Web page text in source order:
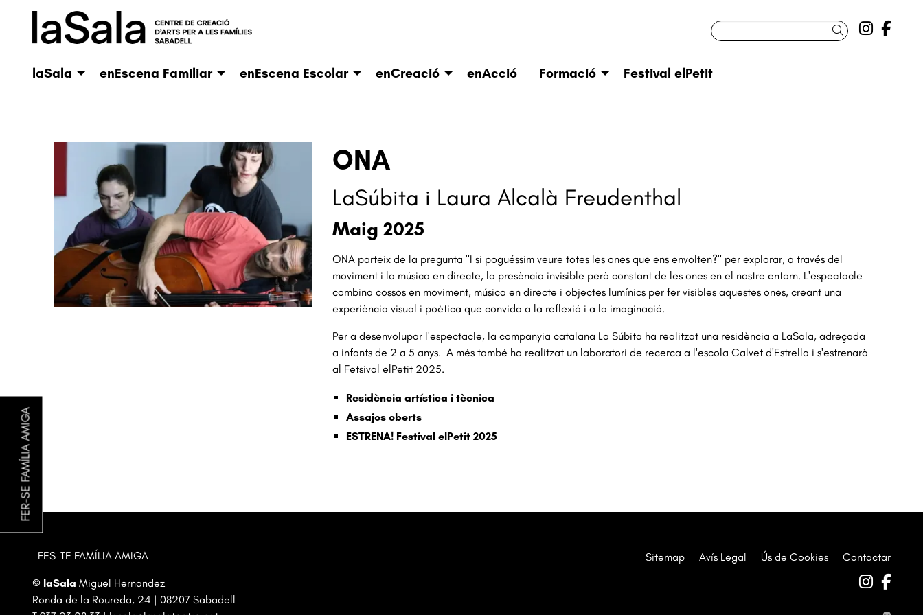
FER-SE FAMÍLIA AMIGA
Link a
Link
Cercar
laSala enEscena Familiar enEscena Escolar enCreació enAcció Formació Festival elPetit
ONA
LaSúbita i Laura Alcalà Freudenthal
Maig 2025
ONA parteix de la pregunta "I si poguéssim veure totes les ones que ens envolten?" per explorar, a través del
moviment i la música en directe, la presència invisible però constant de les ones en el nostre entorn. L'espectacle
combina cossos en moviment, música en directe i objectes lumínics per fer visibles aquestes ones, creant una
experiència visual i poètica que convida a la reflexió i a la imaginació.
Per a desenvolupar l'espectacle, la companyia catalana La Súbita ha realitzat una residència a LaSala, adreçada
a infants de 2 a 5 anys. A més també ha realitzat un laboratori de recerca a l'escola Calvet d'Estrella i s'estrenarà
al Fetsival elPetit 2025.
Residència artística i tècnica
Assajos oberts
ESTRENA! Festival elPetit 2025
FES-TE FAMÍLIA AMIGA
© laSala Miguel Hernandez
Ronda de la Roureda, 24 | 08207 Sabadell
Sitemap Avís Legal Ús de Cookies Contactar
Link a
Link